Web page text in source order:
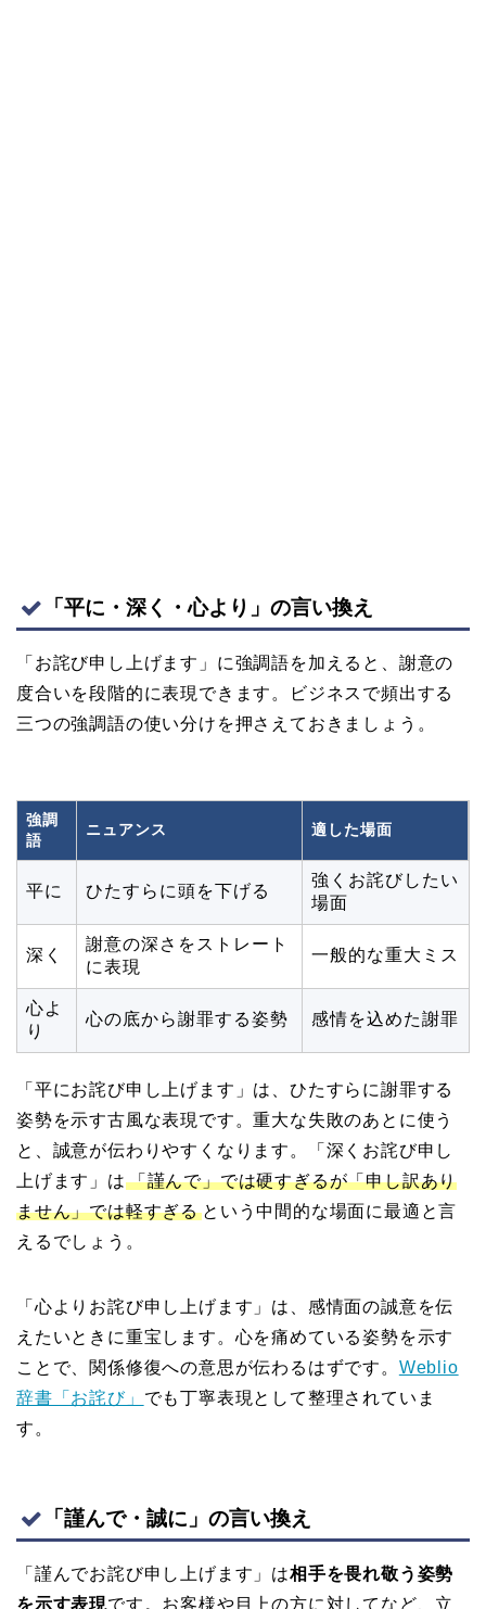
「平に・深く・心より」の言い換え
「お詫び申し上げます」に強調語を加えると、謝意の
度合いを段階的に表現できます。ビジネスで頻出する
三つの強調語の使い分けを押さえておきましょう。
強調
語
ニュアンス 適した場面
平に ひたすらに頭を下げる
強くお詫びしたい
場面
深く
謝意の深さをストレート
に表現
一般的な重大ミス
心よ
り
心の底から謝罪する姿勢 感情を込めた謝罪
「平にお詫び申し上げます」は、ひたすらに謝罪する
姿勢を示す古風な表現です。重大な失敗のあとに使う
と、誠意が伝わりやすくなります。「深くお詫び申し
上げます」は 「謹んで」では硬すぎるが「申し訳あり
ません」では軽すぎる という中間的な場面に最適と言
えるでしょう。
「心よりお詫び申し上げます」は、感情面の誠意を伝
えたいときに重宝します。心を痛めている姿勢を示す
ことで、関係修復への意思が伝わるはずです。 Weblio
辞書「お詫び」 でも丁寧表現として整理されていま
す。
「謹んで・誠に」の言い換え
「謹んでお詫び申し上げます」は相手を畏れ敬う姿勢
を示す表現です。お客様や目上の方に対してなど、立